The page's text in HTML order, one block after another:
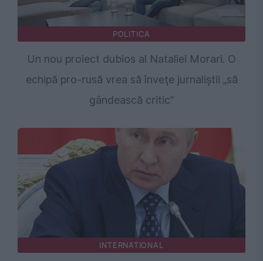
POLITICA
Un nou proiect dubios al Nataliei Morari. O
echipă pro-rusă vrea să înveţe jurnaliştii „să
gândească critic”
INTERNATIONAL